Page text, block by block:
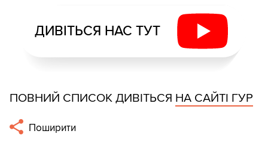
ДИВІТЬСЯ НАС ТУТ
ПОВНИЙ СПИСОК ДИВІТЬСЯ НА САЙТІ ГУР
Поширити